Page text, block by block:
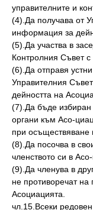
управителните и
(4).Да получава от
информация за
(5).Да участва в
Контролния Съвет
(6).Да отправя
Управителния
дейността на
(7).Да бъде
органи към Асо-
при осъществяване
(8).Да посочва в
членството си в
(9).Да членува в
не противоречат на
Асоциацията.
чл.15.Всеки